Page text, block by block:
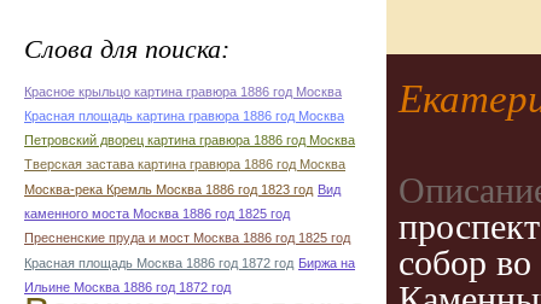
Слова для поиска:
Красное крыльцо картина гравюра 1886 год Москва
Красная площадь картина гравюра 1886 год Москва
Петровский дворец картина гравюра 1886 год Москва
Тверская застава картина гравюра 1886 год Москва
Москва-река Кремль Москва 1886 год 1823 год Вид
каменного моста Москва 1886 год 1825 год
Пресненские пруда и мост Москва 1886 год 1825 год
Красная площадь Москва 1886 год 1872 год Биржа на
Ильине Москва 1886 год 1872 год
собор